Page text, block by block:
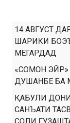
14 АВГУСТ
ШАРИКИ
МЕГАРДАД
«СОМОН ЭЙР»
ДУШАНБЕ БА
ҚАБУЛИ
САНЪАТИ